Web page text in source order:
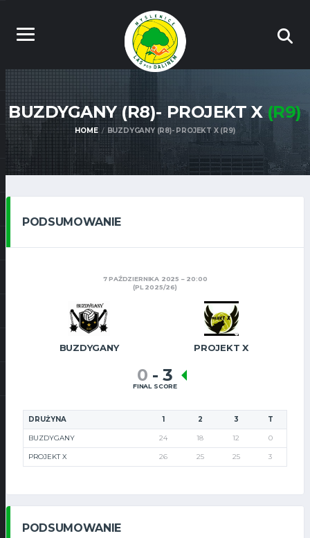
BUZDYGANY (R8)- PROJEKT X(R9)
HOME BUZDYGANY (R8)- PROJEKT X (R9)
PODSUMOWANIE
7 PAŹDZIERNIKA 2025
20:00
(PL 2025/26)
BUZDYGANY PROJEKT X
0 - 3
FINAL SCORE
DRUŻYNA 1 2 3 T
BUZDYGANY 24 18 12 0
PROJEKT X 26 25 25 3
PODSUMOWANIE